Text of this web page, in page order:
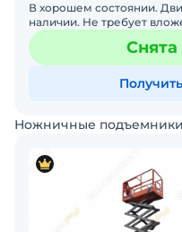
В хорошем состоянии.
наличии. Не требует
Ножничные подъемники